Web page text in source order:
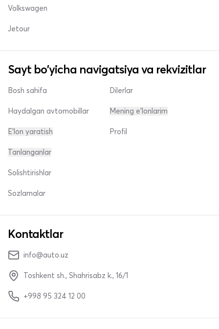
Volkswagen
Jetour
Sayt bo'yicha navigatsiya va rekvizitlar
Bosh sahifa
Haydalgan avtomobillar
E'lon yaratish
Dilerlar
Mening e'lonlarim
Profil
Tanlanganlar
Solishtirishlar
Sozlamalar
Kontaktlar
info@auto.uz
Toshkent sh., Shahrisabz k., 16/1
+998 95 324 12 00